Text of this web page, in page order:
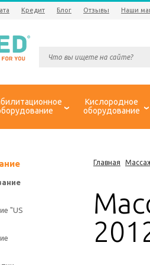
Кредит Блог Отзывы Наши
Кислородное
оборудование
Главная
"US